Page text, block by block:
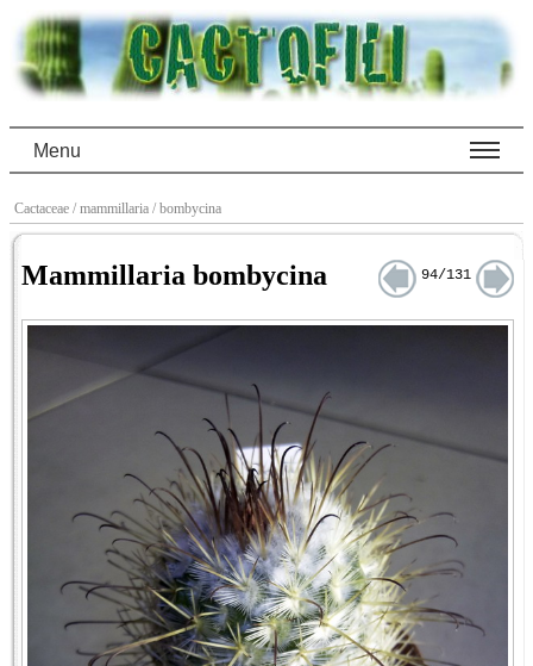
Menu
Cactaceae / mammillaria / bombycina
Mammillaria bombycina 94/131